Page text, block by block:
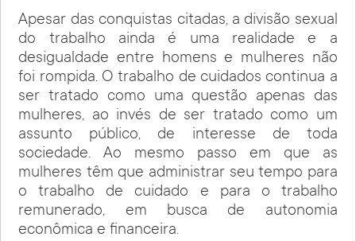
Apesar das conquistas citadas, a divisão sexual
do trabalho ainda é uma realidade e a
desigualdade entre homens e mulheres não
foi rompida. O trabalho de cuidados continua a
ser tratado como uma questão apenas das
mulheres, ao invés de ser tratado como um
assunto público, de interesse de toda
sociedade. Ao mesmo passo em que as
mulheres têm que administrar seu tempo para
o trabalho de cuidado e para o trabalho
remunerado, em busca de autonomia
econômica e financeira.